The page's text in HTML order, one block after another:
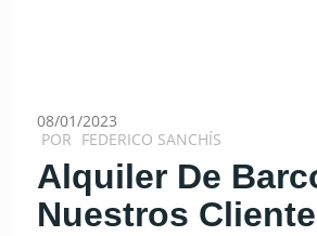
08/01/2023
POR FEDERICO SANCHÍS
Alquiler De
Nuestros